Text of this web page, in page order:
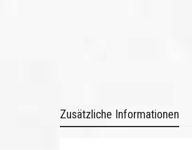
Zusätzliche Informationen